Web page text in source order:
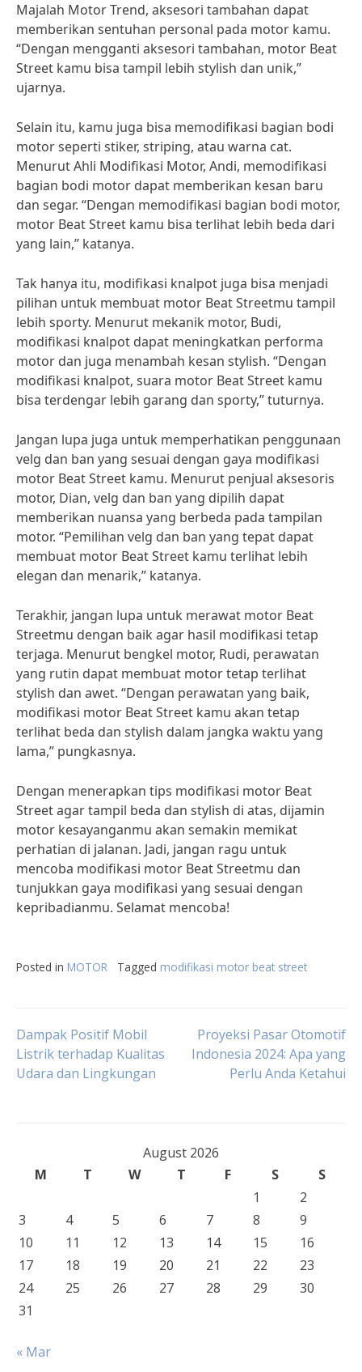
Majalah Motor Trend, aksesori tambahan dapat
memberikan sentuhan personal pada motor kamu.
“Dengan mengganti aksesori tambahan, motor Beat
Street kamu bisa tampil lebih stylish dan unik,”
ujarnya.
Selain itu, kamu juga bisa memodifikasi bagian bodi
motor seperti stiker, striping, atau warna cat.
Menurut Ahli Modifikasi Motor, Andi, memodifikasi
bagian bodi motor dapat memberikan kesan baru
dan segar. “Dengan memodifikasi bagian bodi motor,
motor Beat Street kamu bisa terlihat lebih beda dari
yang lain,” katanya.
Tak hanya itu, modifikasi knalpot juga bisa menjadi
pilihan untuk membuat motor Beat Streetmu tampil
lebih sporty. Menurut mekanik motor, Budi,
modifikasi knalpot dapat meningkatkan performa
motor dan juga menambah kesan stylish. “Dengan
modifikasi knalpot, suara motor Beat Street kamu
bisa terdengar lebih garang dan sporty,” tuturnya.
Jangan lupa juga untuk memperhatikan penggunaan
velg dan ban yang sesuai dengan gaya modifikasi
motor Beat Street kamu. Menurut penjual aksesoris
motor, Dian, velg dan ban yang dipilih dapat
memberikan nuansa yang berbeda pada tampilan
motor. “Pemilihan velg dan ban yang tepat dapat
membuat motor Beat Street kamu terlihat lebih
elegan dan menarik,” katanya.
Terakhir, jangan lupa untuk merawat motor Beat
Streetmu dengan baik agar hasil modifikasi tetap
terjaga. Menurut bengkel motor, Rudi, perawatan
yang rutin dapat membuat motor tetap terlihat
stylish dan awet. “Dengan perawatan yang baik,
modifikasi motor Beat Street kamu akan tetap
terlihat beda dan stylish dalam jangka waktu yang
lama,” pungkasnya.
Dengan menerapkan tips modifikasi motor Beat
Street agar tampil beda dan stylish di atas, dijamin
motor kesayanganmu akan semakin memikat
perhatian di jalanan. Jadi, jangan ragu untuk
mencoba modifikasi motor Beat Streetmu dan
tunjukkan gaya modifikasi yang sesuai dengan
kepribadianmu. Selamat mencoba!
Posted in MOTOR Tagged modifikasi motor beat street
Post
navigation
Dampak Positif Mobil
Listrik terhadap Kualitas
Udara dan Lingkungan
Proyeksi Pasar Otomotif
Indonesia 2024: Apa yang
Perlu Anda Ketahui
August 2026
M
T W T F S
S
1
2
3
4 5 6 7 8
9
10
11 12 13 14 15
16
17
18 19 20 21 22
23
24
25 26 27 28 29
30
31
« Mar